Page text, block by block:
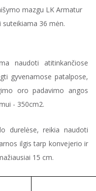
mazgu LK Armatur
36 mėn.
naudoti atitinkančiose
gyvenamose patalpose,
oro padavimo angos
- 350cm2.
durelėse, reikia naudoti
ilgis tarp konvejerio ir
15 cm.